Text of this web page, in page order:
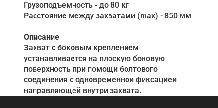
Грузоподъемность - до 80 кг
Расстояние между захватами (max) - 850 мм
Описание
Захват с боковым креплением
устанавливается на плоскую боковую
поверхность при помощи болтового
соединения с одновременной фиксацией
направляющей внутри захвата.